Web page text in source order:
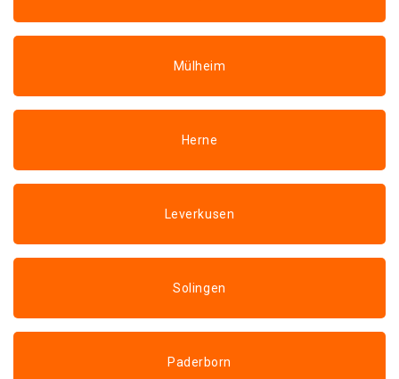
Mülheim
Herne
Leverkusen
Solingen
Paderborn